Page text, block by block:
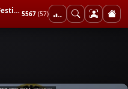
50. Bieg Piastów - Festiwal Narciarstwa Biegowego RODZINNA DWUNASTKA 5567 (57)